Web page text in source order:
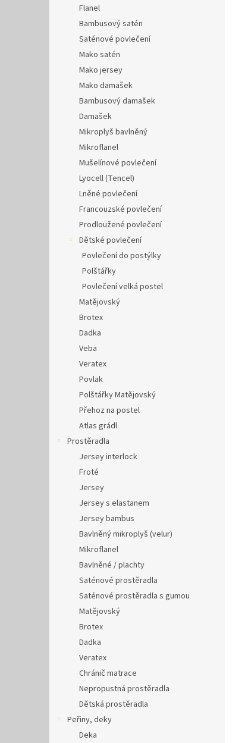
Flanel
Bambusový satén
Saténové povlečení
Mako satén
Mako jersey
Mako damašek
Bambusový damašek
Damašek
Mikroplyš bavlněný
Mikroflanel
Mušelínové povlečení
Lyocell (Tencel)
Lněné povlečení
Francouzské povlečení
Prodloužené povlečení
Dětské povlečení
Povlečení do postýlky
Polštářky
Povlečení velká postel
Matějovský
Brotex
Dadka
Veba
Veratex
Povlak
Polštářky Matějovský
Přehoz na postel
Atlas grádl
Prostěradla
Jersey interlock
Froté
Jersey
Jersey s elastanem
Jersey bambus
Bavlněný mikroplyš (velur)
Mikroflanel
Bavlněné / plachty
Saténové prostěradla
Saténové prostěradla s gumou
Matějovský
Brotex
Dadka
Veratex
Chránič matrace
Nepropustná prostěradla
Dětská prostěradla
Peřiny, deky
Deka